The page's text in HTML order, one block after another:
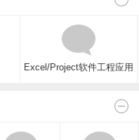
Excel/Project软件工程应用